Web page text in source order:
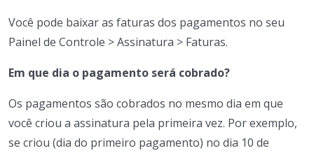
Você pode baixar as faturas dos pagamentos no seu
Painel de Controle > Assinatura > Faturas.
Em que dia o pagamento será cobrado?
Os pagamentos são cobrados no mesmo dia em que
você criou a assinatura pela primeira vez. Por exemplo,
se criou (dia do primeiro pagamento) no dia 10 de